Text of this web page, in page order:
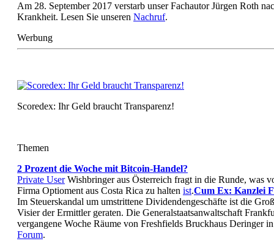
Am 28. September 2017 verstarb unser Fachautor Jürgen Roth
Krankheit. Lesen Sie unseren Nachruf.
Werbung
Scoredex: Ihr Geld braucht Transparenz!
Themen
2 Prozent die Woche mit Bitcoin-Handel?
Private UserWishbringer aus Österreich fragt in die Runde, was
Firma Optioment aus Costa Rica zu halten ist.Cum Ex: Kanzlei
Im Steuerskandal um umstrittene Dividendengeschäfte ist die
Visier der Ermittler geraten. Die Generalstaatsanwaltschaft
vergangene Woche Räume von Freshfields Bruckhaus Deringer
Forum.